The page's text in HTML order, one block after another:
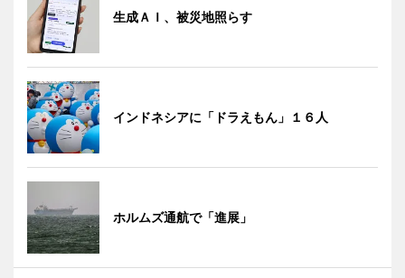
生成ＡＩ、被災地照らす
インドネシアに「ドラえもん」１６人
ホルムズ通航で「進展」